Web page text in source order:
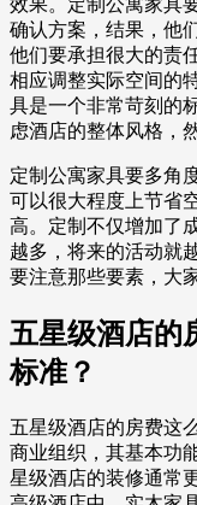
效果。定制公寓家具
确认方案，结果，他
他们要承担很大的责
相应调整实际空间的
具是一个非常苛刻的
虑酒店的整体风格，
定制公寓家具要多角
可以很大程度上节省
高。定制不仅增加了
越多，将来的活动就
要注意那些要素，大
五星级酒店的
标准？
五星级酒店的房费这
商业组织，其基本功
星级酒店的装修通常